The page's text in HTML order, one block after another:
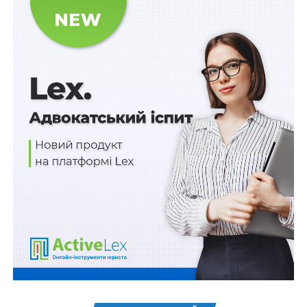
– 9 осіб – 51,0 грн без податку на додану вартість; 61,2
грн з податком на додану вартість;
– 10 осіб – 48,5 грн без податку на додану вартість;
58,2 грн з податком на додану вартість;
2) послуг із психологічної реабілітації, наданих з
послугами із проживання та харчування, для одного
отримувача послуг у розмірі:
– без податку на додану вартість 12457,9 грн на 18
днів (692,1 грн за один ліжко-день);
– з податком на додану вартість 14949,4 грн на 18
днів (830,5 грн за один ліжко-день);
У випадку доведеного